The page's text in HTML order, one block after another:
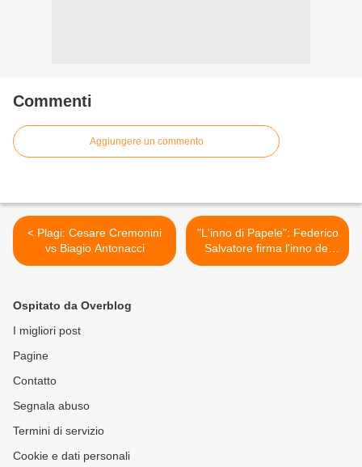
Commenti
Aggiungere un commento
< Plagi: Cesare Cremonini
vs Biagio Antonacci
"L'inno di Papele": Federico
Salvatore firma l'inno del
Sud >
Ospitato da Overblog
I migliori post
Pagine
Contatto
Segnala abuso
Termini di servizio
Cookie e dati personali